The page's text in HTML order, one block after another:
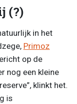
(?)
in het
Primoz
op de
nog een kleine
klinkt het.
is